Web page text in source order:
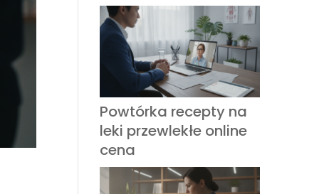
Powtórka recepty na
leki przewlekłe online
cena